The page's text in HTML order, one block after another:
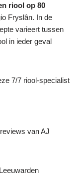
riool op 80
Fryslân. In de
varieert tussen
in ieder geval
7/7 riool-specialist
van AJ